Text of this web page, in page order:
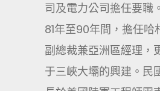
司及電力公司擔任要職
81年至90年間，擔任哈
副總裁兼亞洲區經理，
于三峽大壩的興建。民